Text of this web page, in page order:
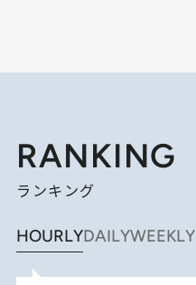
RANKING
ランキング
HOURLYDAILYWEEKLY